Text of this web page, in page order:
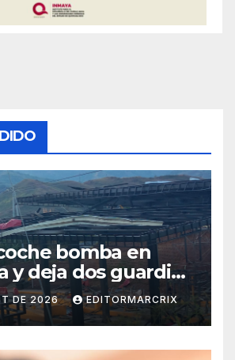
bomba en
y deja dos guardias
DE 2026 EDITORMARCRIX